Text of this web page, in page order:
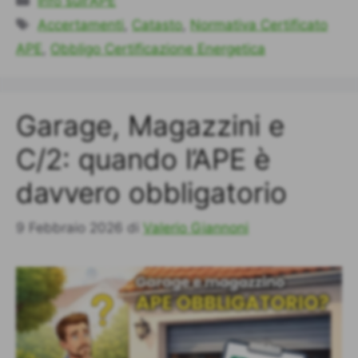
Tag
Accertamenti,Catasto,Normativa Certificato
APE
Obbligo Certificazione Energetica
Garage, Magazzini e
C/2: quando l’APE è
davvero obbligatorio
9 Febbraio 2026 di Valerio Giannoni